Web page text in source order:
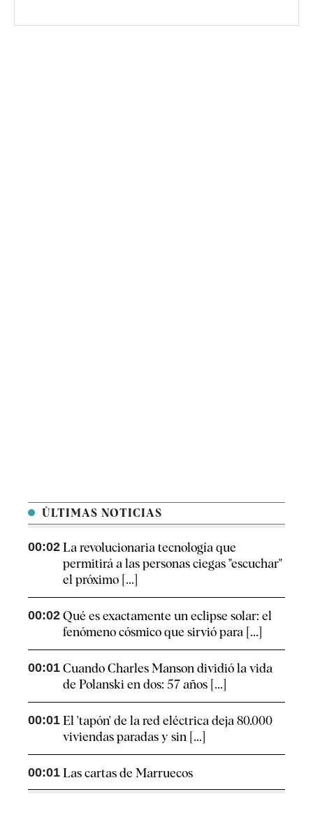
ÚLTIMAS NOTICIAS
00:02 La revolucionaria tecnología que
permitirá a las personas ciegas "escuchar"
el próximo [...]
00:02 Qué es exactamente un eclipse solar: el
fenómeno cósmico que sirvió para [...]
00:01 Cuando Charles Manson dividió la vida
de Polanski en dos: 57 años [...]
00:01 El 'tapón' de la red eléctrica deja 80.000
viviendas paradas y sin [...]
00:01 Las cartas de Marruecos